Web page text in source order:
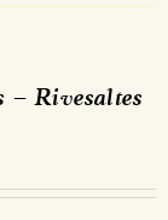
– Rivesaltes